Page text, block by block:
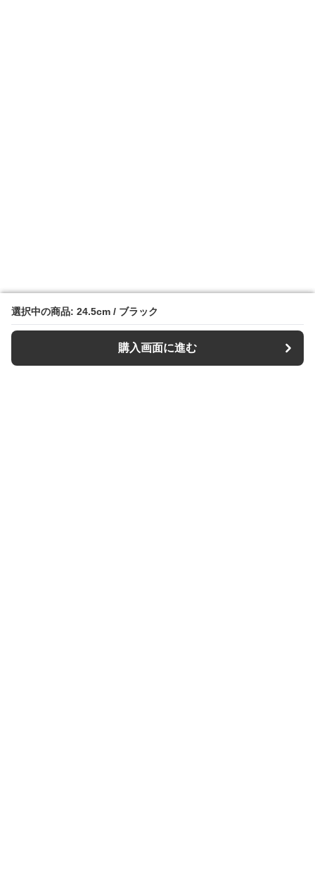
選択中の商品: 24.5cm / ブラック
購入画面に進む
選択中の商品: 24.5cm / ブラック
購入画面に進む